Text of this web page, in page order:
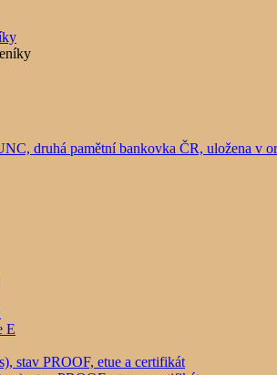
druhá pamětní bankovka ČR, uložena v
stav PROOF, etue a certifikát